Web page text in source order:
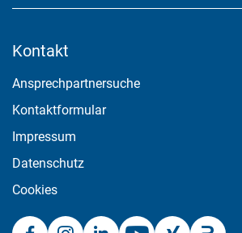
Kontakt
Ansprechpartnersuche
Kontaktformular
Impressum
Datenschutz
Cookies